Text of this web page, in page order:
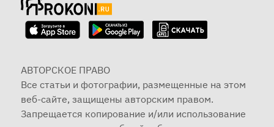
АВТОРСКОЕ ПРАВО
Все статьи и фотографии, размещенные на этом
веб-сайте, защищены авторским правом.
Запрещается копирование и/или использование